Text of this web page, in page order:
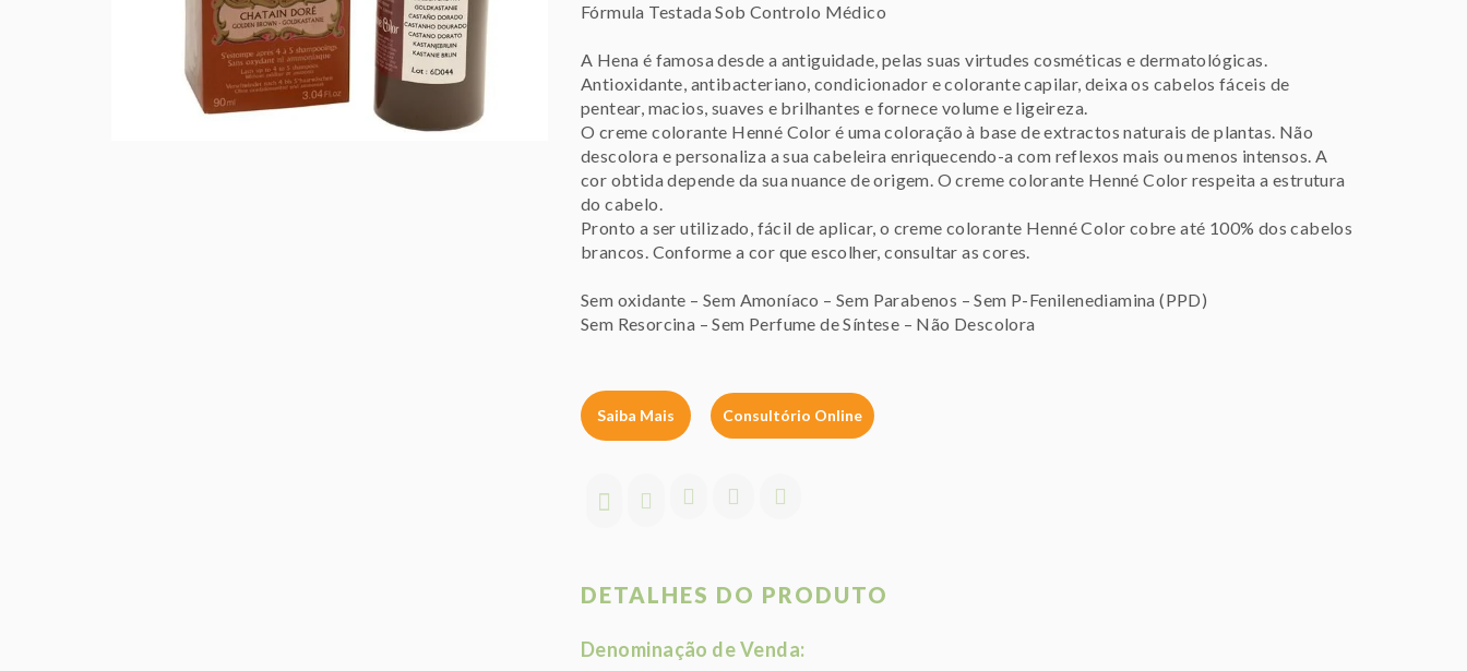
Fórmula Testada Sob Controlo Médico
A Hena é famosa desde a antiguidade, pelas suas virtudes cosméticas e dermatológicas.
Antioxidante, antibacteriano, condicionador e colorante capilar, deixa os cabelos fáceis de
pentear, macios, suaves e brilhantes e fornece volume e ligeireza.
O creme colorante Henné Color é uma coloração à base de extractos naturais de plantas. Não
descolora e personaliza a sua cabeleira enriquecendo-a com reflexos mais ou menos intensos. A
cor obtida depende da sua nuance de origem. O creme colorante Henné Color respeita a estrutura
do cabelo.
Pronto a ser utilizado, fácil de aplicar, o creme colorante Henné Color cobre até 100% dos cabelos
brancos. Conforme a cor que escolher, consultar as cores.
Sem oxidante – Sem Amoníaco – Sem Parabenos – Sem P-Fenilenediamina (PPD)
Sem Resorcina – Sem Perfume de Síntese – Não Descolora
Saiba Mais Consultório Online
DETALHES DO PRODUTO
Denominação de Venda: